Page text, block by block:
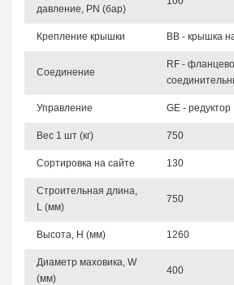
давление, PN (бар)
Крепление крышки BB - крышка
Соединение
RF -
Управление GE - редуктор
Вес 1 шт (кг) 750
Сортировка на сайте 130
Строительная длина,
L (мм)
750
Высота, Н (мм) 1260
Диаметр маховика, W
(мм)
400